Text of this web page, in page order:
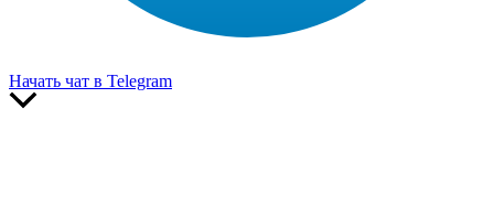
Начать чат в Telegram